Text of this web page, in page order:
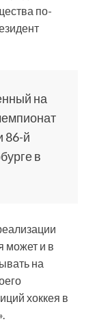
по-
на
86-й
в
может и в
на
хоккея в